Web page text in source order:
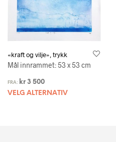
«kraft og vilje», trykk
Mål innrammet: 53 x 53 cm
FRA: kr3 500
VELG ALTERNATIV